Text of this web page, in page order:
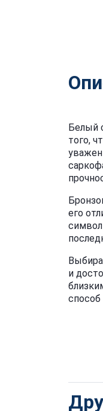
Белый
того,
его
и
способ